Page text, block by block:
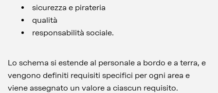
sicurezza e pirateria
qualità
responsabilità sociale.
Lo schema si estende al personale a bordo e a terra, e
vengono definiti requisiti specifici per ogni area e
viene assegnato un valore a ciascun requisito.